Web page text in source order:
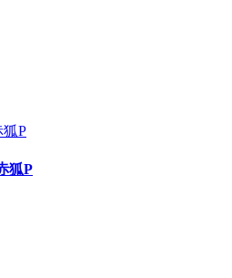
狐P
狐P